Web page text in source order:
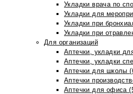
Укладки врача по
Укладки для
Укладки при
Укладки при
Для организаций
Аптечки, укладки
Аптечки, укладки
Аптечки для школы
Аптечки
Аптечки для офиса